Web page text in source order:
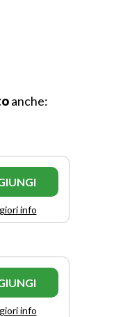
anche:
info
info